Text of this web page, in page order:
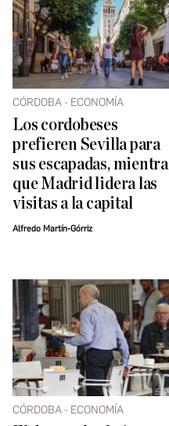
CÓRDOBA - ECONOMÍA
Los cordobeses
prefieren Sevilla para
sus escapadas, mientra
que Madrid lidera las
visitas a la capital
Alfredo Martín-Górriz
CÓRDOBA - ECONOMÍA